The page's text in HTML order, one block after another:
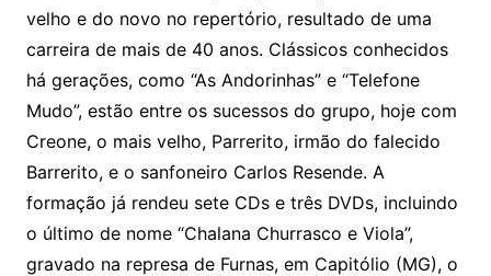
velho e do novo no repertório, resultado de uma
carreira de mais de 40 anos. Clássicos conhecidos
há gerações, como “As Andorinhas” e “Telefone
Mudo”, estão entre os sucessos do grupo, hoje com
Creone, o mais velho, Parrerito, irmão do falecido
Barrerito, e o sanfoneiro Carlos Resende. A
formação já rendeu sete CDs e três DVDs, incluindo
o último de nome “Chalana Churrasco e Viola”,
gravado na represa de Furnas, em Capitólio (MG), o